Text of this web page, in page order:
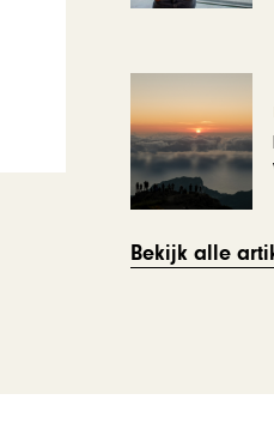
Bekijk alle